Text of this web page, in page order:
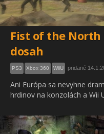
Fist of the North
dosah
PS3 Xbox 360 WiiU pridané
Ani Európa sa nevyhne
hrdinov na konzolách a Wii